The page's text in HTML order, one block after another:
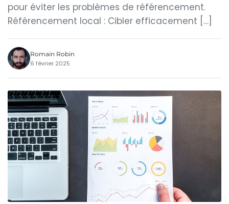
pour éviter les problèmes de référencement.
Référencement local : Cibler efficacement […]
Romain Robin
6 février 2025